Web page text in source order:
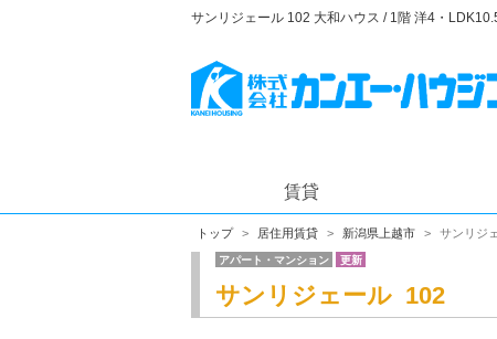
サンリジェール 102 大和ハウス / 1階 洋4・
賃貸
トップ 居住用賃貸 新潟県上越市 サンリジ
アパート・マンション 更新
サンリジェール 102